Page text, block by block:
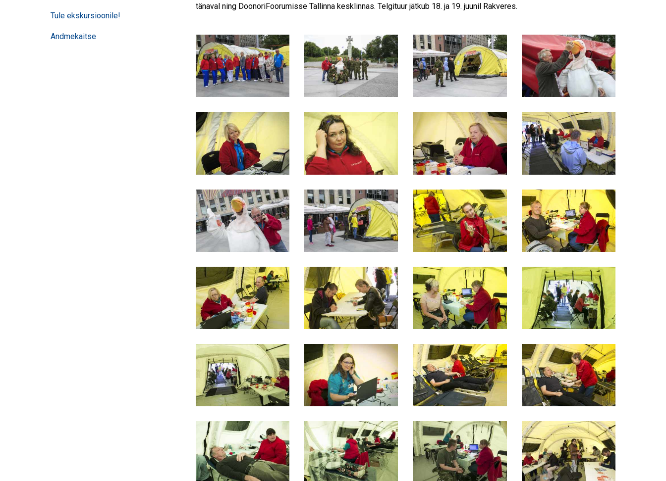
Tule ekskursioonile!
Andmekaitse
tänaval ning DoonoriFoorumisse Tallinna kesklinnas. Telgituur jätkub 18. ja 19. juunil Rakveres.